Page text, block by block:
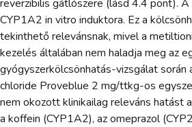
reverzibilis gátlószere (lásd 4.4 pont).
CYP1A2 in vitro induktora. Ez a
tekinthető relevánsnak, mivel a
kezelés általában nem haladja meg az
gyógyszerkölcsönhatás-vizsgálat során
chloride Proveblue 2 mg/ttkg-os
nem okozott klinikailag releváns hatást
a koffein (CYP1A2), az omeprazol